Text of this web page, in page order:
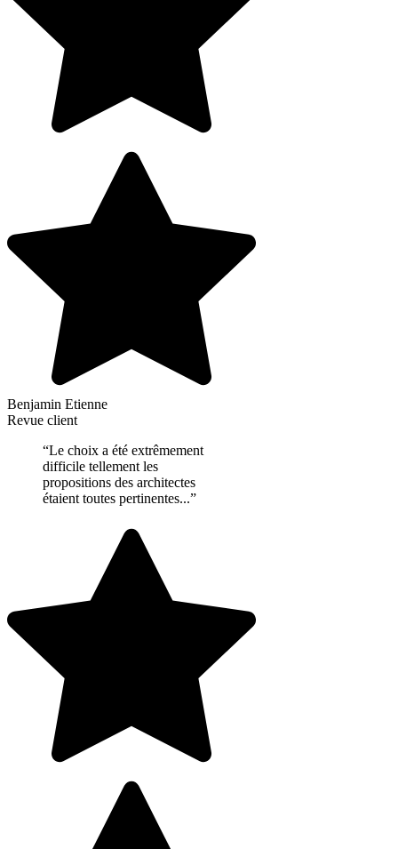
Benjamin Etienne
Revue client
“Le choix a été extrêmement
difficile tellement les
propositions des architectes
étaient toutes pertinentes...”